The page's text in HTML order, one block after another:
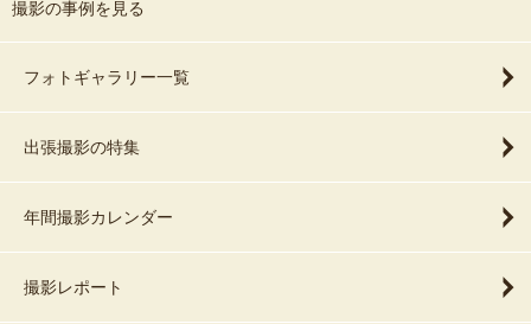
撮影の事例を見る
フォトギャラリー一覧
出張撮影の特集
年間撮影カレンダー
撮影レポート